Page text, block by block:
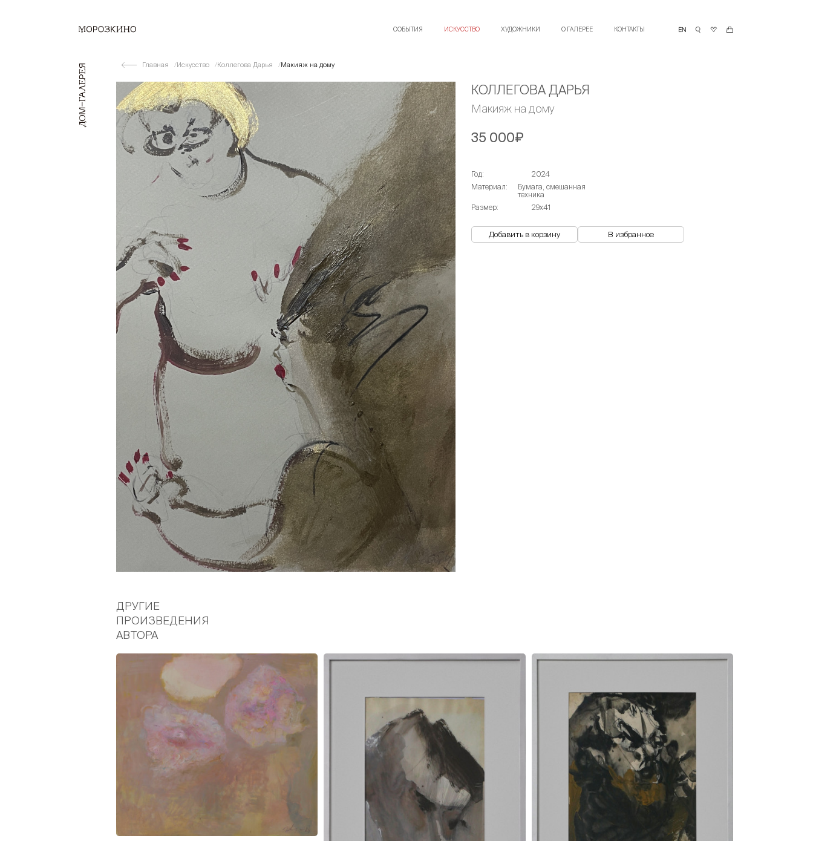
СОБЫТИЯ ИСКУССТВО ХУДОЖНИКИ О ГАЛЕРЕЕ КОНТАКТЫ
Главная Искусство Коллегова Дарья Макияж на дому
КОЛЛЕГОВА ДАРЬЯ
Макияж на дому
35 000₽
Год:
2024
Материал:
Бумага, смешанная
техника
Размер:
29х41
Добавить в корзину В избранное
ДРУГИЕ
ПРОИЗВЕДЕНИЯ
АВТОРА